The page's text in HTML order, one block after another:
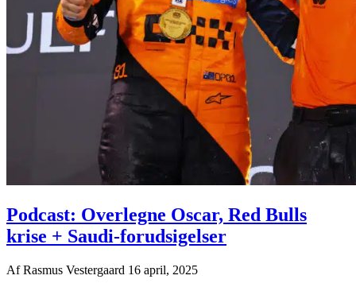
Podcast: Overlegne Oscar, Red Bulls
krise + Saudi-forudsigelser
AfRasmus Vestergaard 16 april, 2025